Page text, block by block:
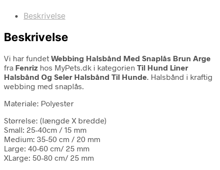
Beskrivelse
Beskrivelse
Vi har fundet Webbing Halsbånd Med Snaplås Brun Arge
fra Fenriz hos MyPets.dk i kategorien Til Hund Liner
Halsbånd Og Seler Halsbånd Til Hunde. Halsbånd i kraftig
webbing med snaplås.
Materiale: Polyester
Størrelse: (længde X bredde)
Small: 25-40cm / 15 mm
Medium: 35-50 cm / 20 mm
Large: 40-60 cm/ 25 mm
XLarge: 50-80 cm/ 25 mm